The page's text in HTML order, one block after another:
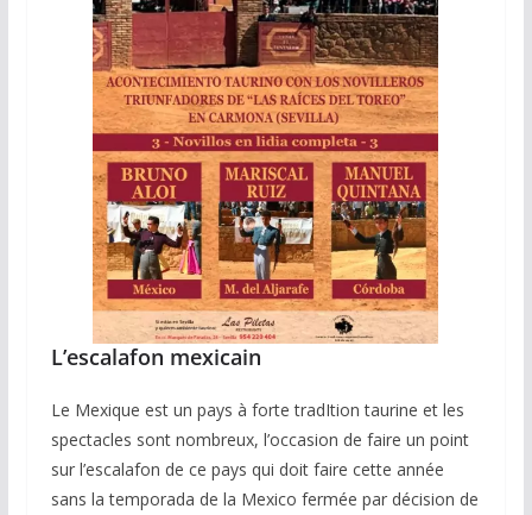
L’escalafon mexicain
Le Mexique est un pays à forte tradItion taurine et les
spectacles sont nombreux, l’occasion de faire un point
sur l’escalafon de ce pays qui doit faire cette année
sans la temporada de la Mexico fermée par décision de